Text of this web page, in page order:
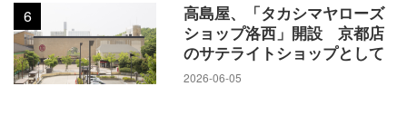
6
高島屋、「タカシマヤローズ
ショップ洛西」開設 京都店
のサテライトショップとして
2026-06-05